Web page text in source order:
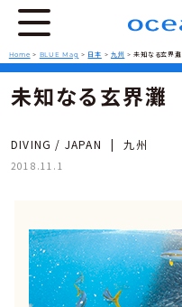
Home > BLUE Mag > 日本 > 九州 >未知なる玄界灘
未知なる玄界灘
DIVING / JAPAN | 九州
2018.11.1